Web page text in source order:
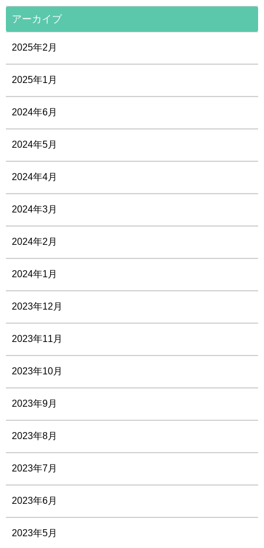
アーカイブ
2025年2月
2025年1月
2024年6月
2024年5月
2024年4月
2024年3月
2024年2月
2024年1月
2023年12月
2023年11月
2023年10月
2023年9月
2023年8月
2023年7月
2023年6月
2023年5月